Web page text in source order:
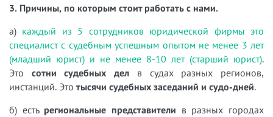
3. Причины, по которым стоит работать с нами.
а) каждый из 5 сотрудников юридической фирмы это
специалист с судебным успешным опытом не менее 3 лет
(младший юрист) и не менее 8-10 лет (старший юрист).
Это сотни судебных дел в судах разных регионов,
инстанций. Это тысячи судебных заседаний и судо-дней.
б) есть региональные представители в разных городах